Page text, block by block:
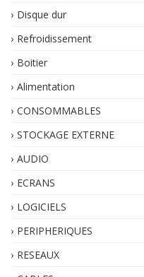
Disque dur
Refroidissement
Boitier
Alimentation
CONSOMMABLES
STOCKAGE EXTERNE
AUDIO
ECRANS
LOGICIELS
PERIPHERIQUES
RESEAUX